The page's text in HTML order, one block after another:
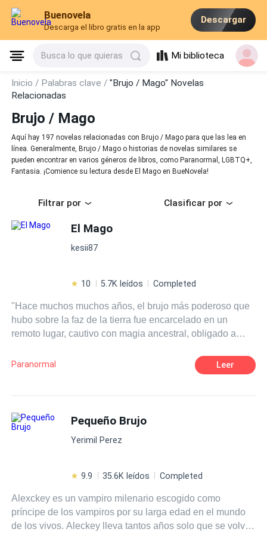
Buenovela
Descarga el libro gratis en la app
Descargar
Busca lo que quieras Mi biblioteca
Inicio / Palabras clave /"Brujo / Mago" Novelas
Relacionadas
Brujo / Mago
Aquí hay 197 novelas relacionadas con Brujo / Mago para que las lea en
línea. Generalmente, Brujo / Mago o historias de novelas similares se
pueden encontrar en varios géneros de libros, como Paranormal, LGBTQ+,
Fantasia. ¡Comience su lectura desde El Mago en BueNovela!
Filtrar por Clasificar por
El Mago
kesii87
10 5.7K leídos Completed
"Hace muchos muchos años, el brujo más poderoso que
hubo sobre la faz de la tierra fue encarcelado en un
remoto lugar, cautivo con magia ancestral, obligado a
conoce ya esta antigua historia, así que, cuando las
obras para el nuevo complejo turístico de la ciudad
punto de liberar al ser más poderoso que ha existido
jamás"
Paranormal Leer
Pequeño Brujo
Yerimil Perez
9.9 35.6K leídos Completed
Alexckey es un vampiro milenario escogido como
príncipe de los vampiros por su larga edad en el mundo
de los vivos. Aleckey lleva tantos años solo que se volvió